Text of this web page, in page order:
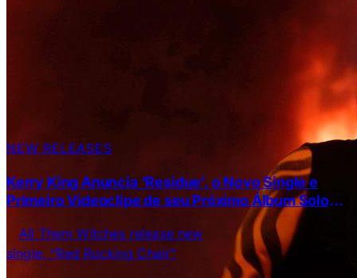
NEW RELEASES
Kerry King Anuncia ‘Residue’, o Novo Single e
Primeiro Videoclipe de seu Próximo Álbum Solo